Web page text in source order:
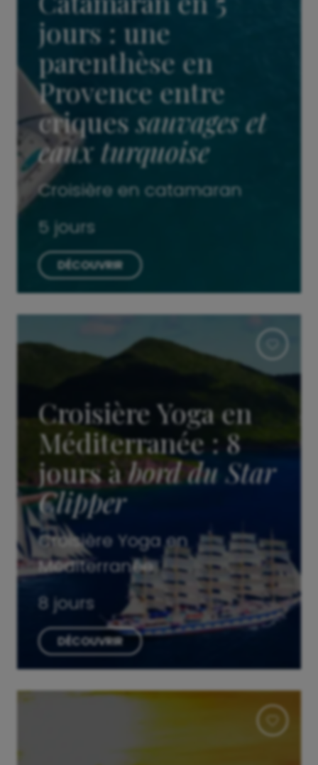
jours : une
parenthèse en
Provence entre
criquessauvages et
eaux turquoise
Croisière en catamaran
5 jours
DÉCOUVRIR
Croisière Yoga en
Méditerranée : 8
jours àbord du Star
Clipper
Croisière Yoga en
Méditerranée
8 jours
DÉCOUVRIR